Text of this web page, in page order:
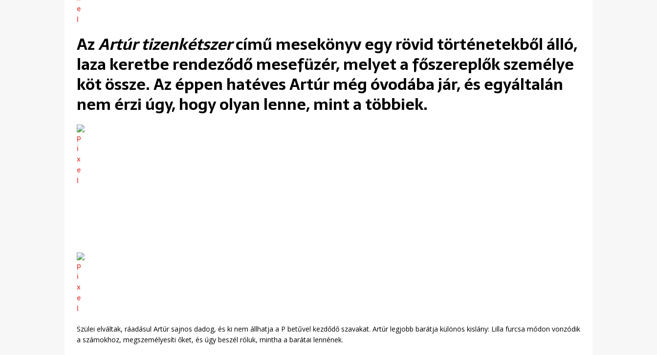
AzArtúr tizenkétszercímű mesekönyv egy rövid történetekből álló,
laza keretbe rendeződő mesefüzér, melyet a főszereplők személye
köt össze. Az éppen hatéves Artúr még óvodába jár, és egyáltalán
nem érzi úgy, hogy olyan lenne, mint a többiek.
Szülei elváltak, ráadásul Artúr sajnos dadog, és ki nem állhatja a P betűvel kezdődő szavakat. Artúr legjobb barátja különös kislány: Lilla furcsa módon vonzódik
a számokhoz, megszemélyesíti őket, és úgy beszél róluk, mintha a barátai lennének.